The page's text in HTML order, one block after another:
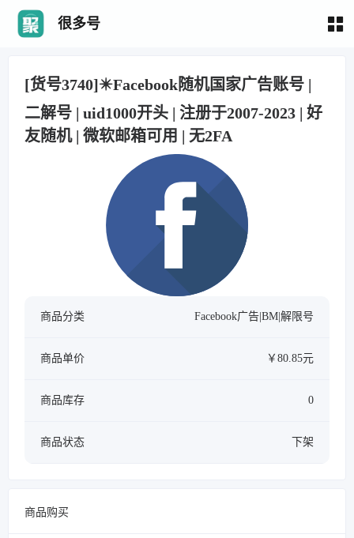
很多号
[货号3740]✴️Facebook随机国家广告账号 |
二解号 | uid1000开头 | 注册于2007-2023 | 好
友随机 | 微软邮箱可用 | 无2FA
商品分类 Facebook广告|BM|解限号
商品单价 ￥80.85元
商品库存 0
商品状态 下架
商品购买